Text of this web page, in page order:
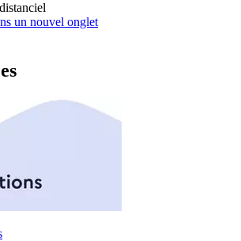
un nouvel onglet